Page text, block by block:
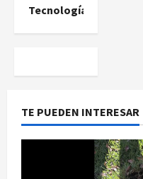
Tecnología
TE PUEDEN INTERESAR